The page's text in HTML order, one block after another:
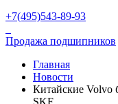
+7(495)543-89-93
Продажа подшипников
Главная
Новости
Китайские Volvo